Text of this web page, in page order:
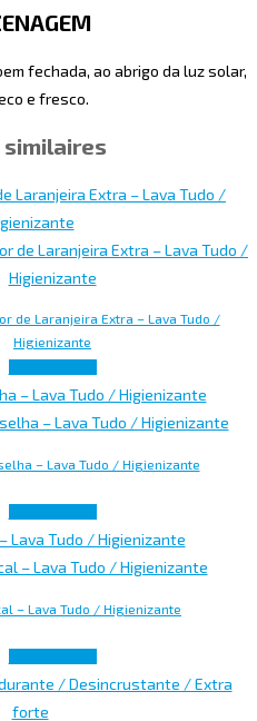
fechada, ao abrigo da luz solar,
e fresco.
de Laranjeira Extra – Lava Tudo /
Higienizante
– Lava Tudo / Higienizante
– Lava Tudo / Higienizante